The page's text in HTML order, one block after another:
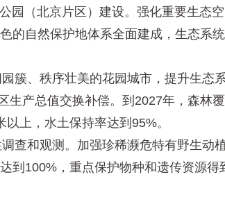
（北京片区）建设。强化重要生态
的自然保护地体系全面建成，生态系
、秩序壮美的花园城市，提升生态
产总值交换补偿。到2027年，森林
上，水土保持率达到95%。
和观测。加强珍稀濒危特有野生动
100%，重点保护物种和遗传资源得